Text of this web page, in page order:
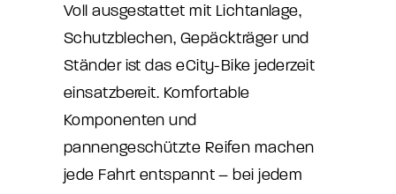
Voll ausgestattet mit Lichtanlage,
Schutzblechen, Gepäckträger und
Ständer ist das eCity-Bike jederzeit
einsatzbereit. Komfortable
Komponenten und
pannengeschützte Reifen machen
jede Fahrt entspannt – bei jedem